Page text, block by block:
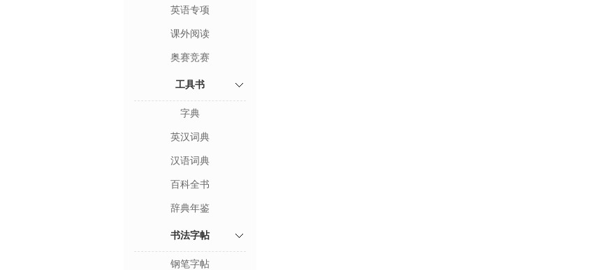
英语专项
课外阅读
奥赛竞赛
工具书
字典
英汉词典
汉语词典
百科全书
辞典年鉴
书法字帖
钢笔字帖